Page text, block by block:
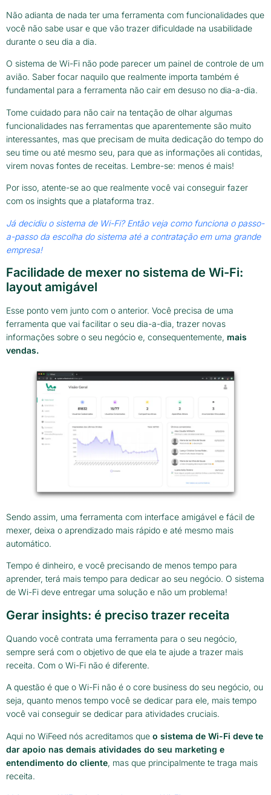
Não adianta de nada ter uma ferramenta com funcionalidades que
você não sabe usar e que vão trazer dificuldade na usabilidade
durante o seu dia a dia.
O sistema de Wi-Fi não pode parecer um painel de controle de um
avião. Saber focar naquilo que realmente importa também é
fundamental para a ferramenta não cair em desuso no dia-a-dia.
Tome cuidado para não cair na tentação de olhar algumas
funcionalidades nas ferramentas que aparentemente são muito
interessantes, mas que precisam de muita dedicação do tempo do
seu time ou até mesmo seu, para que as informações ali contidas,
virem novas fontes de receitas. Lembre-se: menos é mais!
Por isso, atente-se ao que realmente você vai conseguir fazer
com os insights que a plataforma traz.
Já decidiu o sistema de Wi-Fi? Então veja como funciona o passo-
a-passo da escolha do sistema até a contratação em uma grande
empresa!
Facilidade de mexer no sistema de Wi-Fi:
layout amigável
Esse ponto vem junto com o anterior. Você precisa de uma
ferramenta que vai facilitar o seu dia-a-dia, trazer novas
informações sobre o seu negócio e, consequentemente, mais
vendas.
Sendo assim, uma ferramenta com interface amigável e fácil de
mexer, deixa o aprendizado mais rápido e até mesmo mais
automático.
Tempo é dinheiro, e você precisando de menos tempo para
aprender, terá mais tempo para dedicar ao seu negócio. O sistema
de Wi-Fi deve entregar uma solução e não um problema!
Gerar insights: é preciso trazer receita
Quando você contrata uma ferramenta para o seu negócio,
sempre será com o objetivo de que ela te ajude a trazer mais
receita. Com o Wi-Fi não é diferente.
A questão é que o Wi-Fi não é o core business do seu negócio, ou
seja, quanto menos tempo você se dedicar para ele, mais tempo
você vai conseguir se dedicar para atividades cruciais.
Aqui no WiFeed nós acreditamos que o sistema de Wi-Fi deve te
dar apoio nas demais atividades do seu marketing e
entendimento do cliente, mas que principalmente te traga mais
receita.